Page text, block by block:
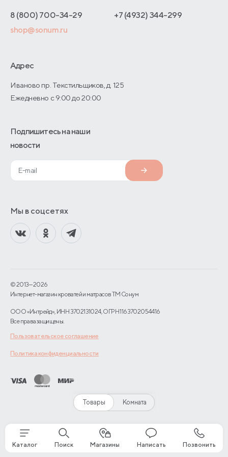
Товары Комната
Адреса магазинов
Договор-оферты
Оптовые продажи
О производстве
8 (800) 700-34-29
+7 (4932) 344-299
shop@sonum.ru
Адрес
Иваново пр. Текстильщиков, д. 125
Ежедневно с 9:00 до 20:00
Подпишитесь на наши
новости
Мы в соцсетях
© 2013—2026
Интернет-магазин кроватей и матрасов TM Сонум
ООО «Интрейд», ИНН 3702131024, ОГРН 1163702054416
Все права защищены.
Пользовательское соглашение
Политика конфиденциальности
Каталог Поиск Магазины Написать Позвонить